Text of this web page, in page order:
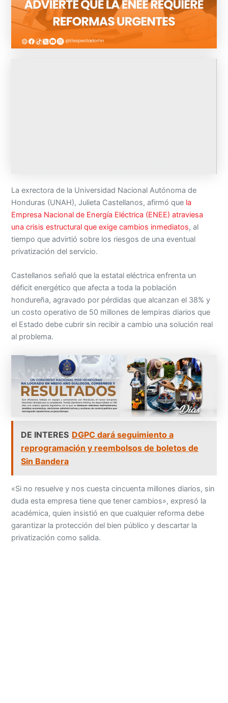
La exrectora de la Universidad Nacional Autónoma de
Honduras (UNAH), Julieta Castellanos, afirmó que la
Empresa Nacional de Energía Eléctrica (ENEE) atraviesa
una crisis estructural que exige cambios inmediatos, al
tiempo que advirtió sobre los riesgos de una eventual
privatización del servicio.
Castellanos señaló que la estatal eléctrica enfrenta un
déficit energético que afecta a toda la población
hondureña, agravado por pérdidas que alcanzan el 38% y
un costo operativo de 50 millones de lempiras diarios que
el Estado debe cubrir sin recibir a cambio una solución real
al problema.
DE INTERES DGPC dará seguimiento a
reprogramación y reembolsos de boletos de
Sin Bandera
«Si no resuelve y nos cuesta cincuenta millones diarios, sin
duda esta empresa tiene que tener cambios», expresó la
académica, quien insistió en que cualquier reforma debe
garantizar la protección del bien público y descartar la
privatización como salida.